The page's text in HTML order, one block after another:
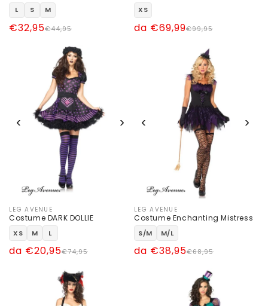
L S M
Prezzo€44,95
Prezzo
€32,95
XS
Prezzo
€99,95
Prezzo
da €69,99
‹ ›
Produttore:
LEG AVENUE
Costume DARK DOLLIE
XS M L
Prezzo
€74,95
Prezzo
da €20,95
‹ ›
Produttore:
LEG AVENUE
Costume Enchanting Mistress
S/M M/L
Prezzo
€68,95
Prezzo
da €38,95